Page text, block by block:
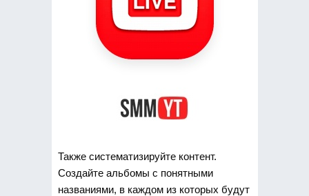
Также систематизируйте контент.
Создайте альбомы с понятными
названиями, в каждом из которых будут